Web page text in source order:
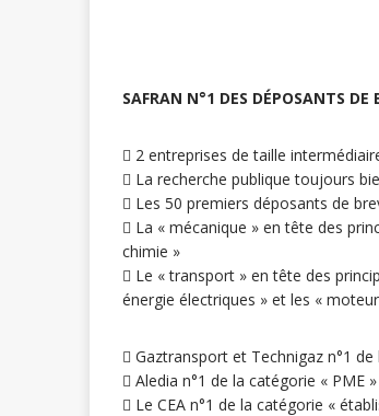
SAFRAN N°1 DES DÉPOSANTS DE
 2 entreprises de taille
 La recherche publique toujours
 Les 50 premiers déposants de
 La « mécanique » en tête des
chimie »
 Le « transport » en tête des
énergie électriques » et les «
 Gaztransport et Technigaz n°1
 Aledia n°1 de la catégorie « PME »
 Le CEA n°1 de la catégorie «